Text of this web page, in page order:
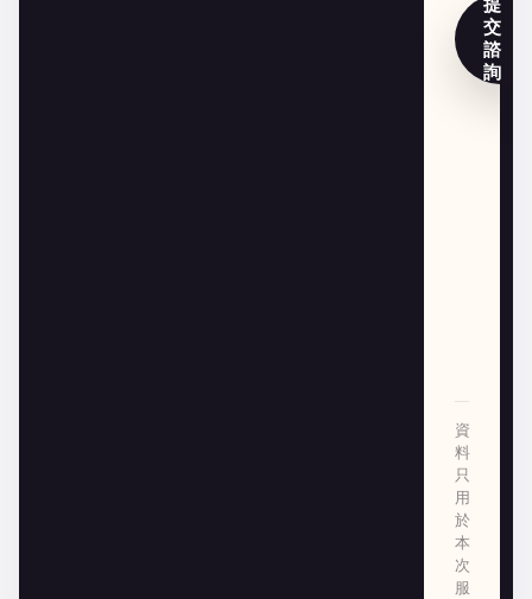
提
交
諮
詢
資
料
只
用
於
本
次
服